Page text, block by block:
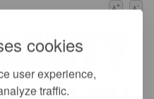
cookies
user experience,
traffic.
A+ A-